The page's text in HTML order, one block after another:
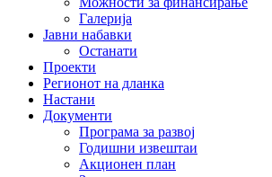
Галерија
Јавни набавки
Останати
Проекти
Регионот на дланка
Настани
Документи
Програма за развој
Годишни извештаи
Акционен план